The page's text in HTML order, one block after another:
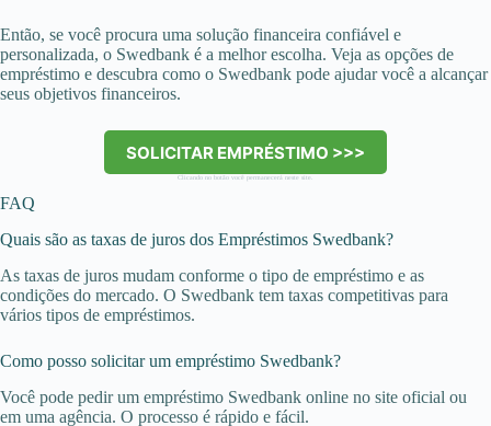
Então, se você procura uma solução financeira confiável e
personalizada, o Swedbank é a melhor escolha. Veja as opções de
empréstimo e descubra como o Swedbank pode ajudar você a alcançar
seus objetivos financeiros.
SOLICITAR EMPRÉSTIMO >>>
Clicando no botão você permanecerá neste site.
FAQ
Quais são as taxas de juros dos Empréstimos Swedbank?
As taxas de juros mudam conforme o tipo de empréstimo e as
condições do mercado. O Swedbank tem taxas competitivas para
vários tipos de empréstimos.
Como posso solicitar um empréstimo Swedbank?
Você pode pedir um empréstimo Swedbank online no site oficial ou
em uma agência. O processo é rápido e fácil.